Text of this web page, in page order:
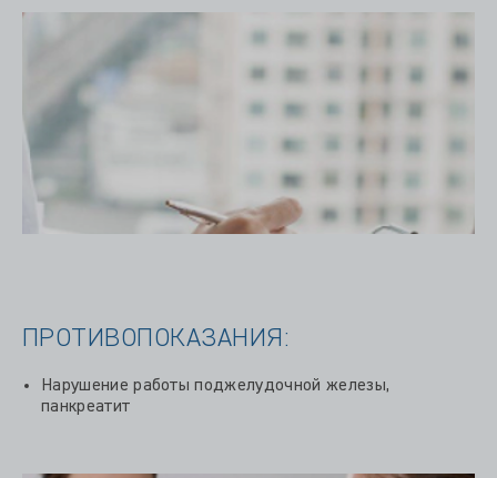
ПРОТИВОПОКАЗАНИЯ:
Нарушение работы поджелудочной железы,
панкреатит